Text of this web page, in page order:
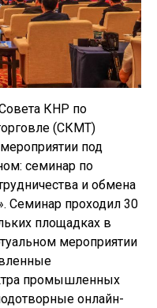
КНР по
(СКМТ)
под
семинар по
и обмена
Семинар проходил 30
площадках в
мероприятии
промышленных
онлайн-